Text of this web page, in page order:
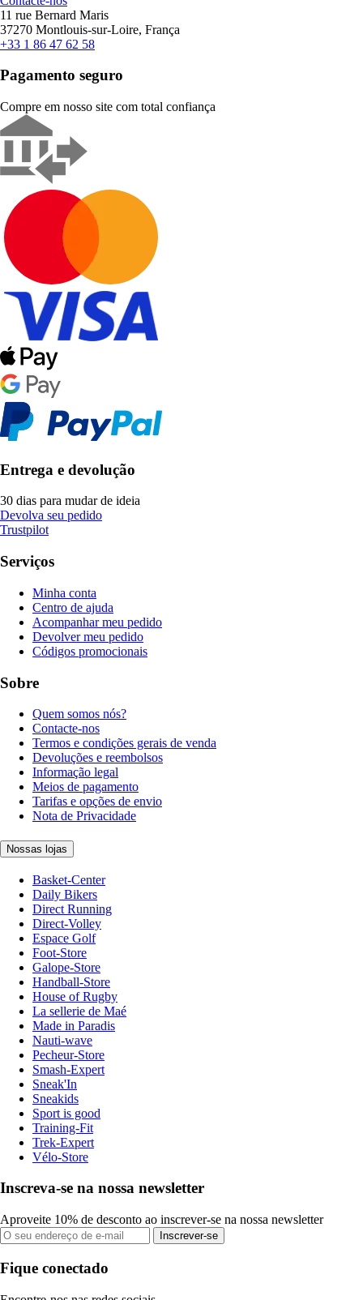
11 rue Bernard Maris
37270 Montlouis-sur-Loire, França
+33 1 86 47 62 58
Pagamento seguro
Compre em nosso site com total confiança
Entrega e devolução
30 dias para mudar de ideia
Devolva seu pedido
Trustpilot
Serviços
Minha conta
Centro de ajuda
Acompanhar meu pedido
Devolver meu pedido
Códigos promocionais
Sobre
Quem somos nós?
Contacte-nos
Termos e condições gerais de venda
Devoluções e reembolsos
Informação legal
Meios de pagamento
Tarifas e opções de envio
Nota de Privacidade
Nossas lojas
Basket-Center
Daily Bikers
Direct Running
Direct-Volley
Espace Golf
Foot-Store
Galope-Store
Handball-Store
House of Rugby
La sellerie de Maé
Made in Paradis
Nauti-wave
Pecheur-Store
Smash-Expert
Sneak'In
Sneakids
Sport is good
Training-Fit
Trek-Expert
Vélo-Store
Inscreva-se na nossa newsletter
Aproveite 10% de desconto ao inscrever-se na nossa newsletter
Inscrever-se
Fique conectado